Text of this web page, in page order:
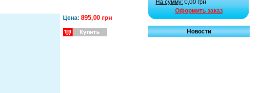
Цена: 895,00 грн
На сумму: 0,00 грн
Оформить заказ
Новости